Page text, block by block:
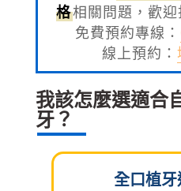
格相關問題，歡
免費預約專線：
線上預約：
我該怎麼選適合
牙？
全口植牙